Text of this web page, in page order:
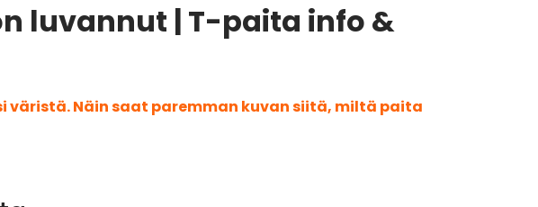
luvannut | T-paita info &
väristä. Näin saat paremman kuvan siitä, miltä paita